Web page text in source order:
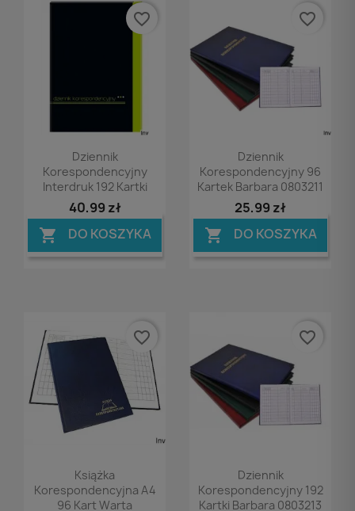
Podgląd
Dziennik
Korespondencyjny
Interdruk 192 Kartki
40,99 zł
 DO KOSZYKA
favorite_border
Podgląd
Dziennik
Korespondencyjny 96
Kartek Barbara 0803211
25,99 zł
 DO KOSZYKA
favorite_border
Podgląd
Książka
Korespondencyjna A4
96 Kart Warta
favorite_border
Podgląd
Dziennik
Korespondencyjny 192
Kartki Barbara 0803213
favorite_border